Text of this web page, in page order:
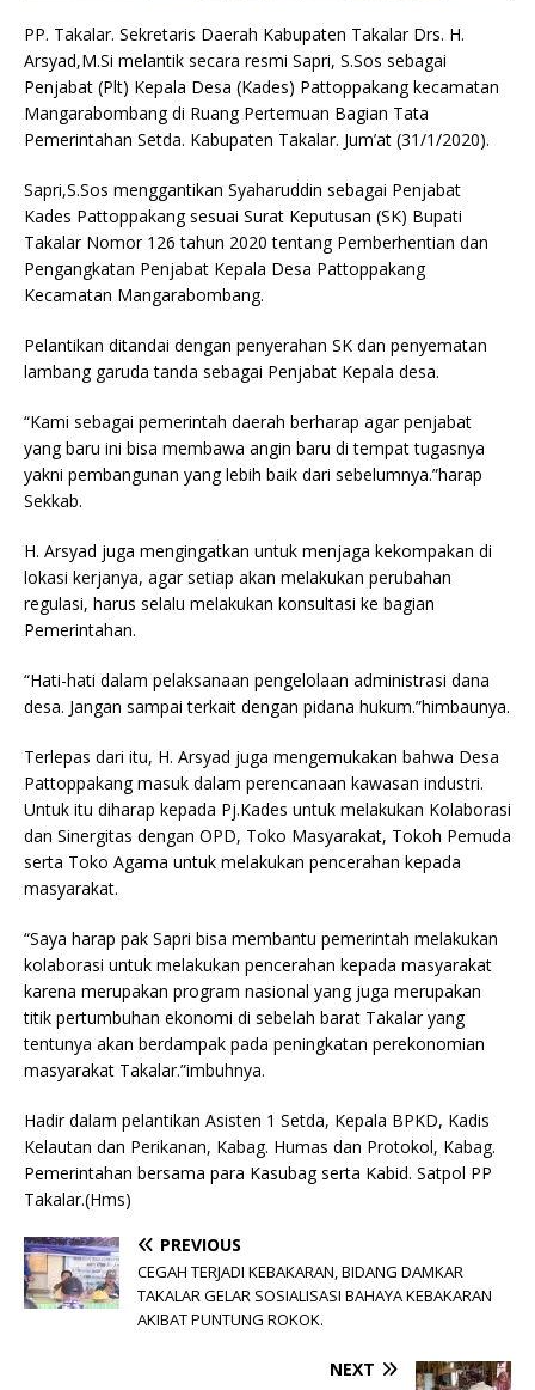
PP. Takalar. Sekretaris Daerah Kabupaten Takalar Drs. H.
Arsyad,M.Si melantik secara resmi Sapri, S.Sos sebagai
Penjabat (Plt) Kepala Desa (Kades) Pattoppakang kecamatan
Mangarabombang di Ruang Pertemuan Bagian Tata
Pemerintahan Setda. Kabupaten Takalar. Jum’at (31/1/2020).
Sapri,S.Sos menggantikan Syaharuddin sebagai Penjabat
Kades Pattoppakang sesuai Surat Keputusan (SK) Bupati
Takalar Nomor 126 tahun 2020 tentang Pemberhentian dan
Pengangkatan Penjabat Kepala Desa Pattoppakang
Kecamatan Mangarabombang.
Pelantikan ditandai dengan penyerahan SK dan penyematan
lambang garuda tanda sebagai Penjabat Kepala desa.
“Kami sebagai pemerintah daerah berharap agar penjabat
yang baru ini bisa membawa angin baru di tempat tugasnya
yakni pembangunan yang lebih baik dari sebelumnya.”harap
Sekkab.
H. Arsyad juga mengingatkan untuk menjaga kekompakan di
lokasi kerjanya, agar setiap akan melakukan perubahan
regulasi, harus selalu melakukan konsultasi ke bagian
Pemerintahan.
“Hati-hati dalam pelaksanaan pengelolaan administrasi dana
desa. Jangan sampai terkait dengan pidana hukum.”himbaunya.
Terlepas dari itu, H. Arsyad juga mengemukakan bahwa Desa
Pattoppakang masuk dalam perencanaan kawasan industri.
Untuk itu diharap kepada Pj.Kades untuk melakukan Kolaborasi
dan Sinergitas dengan OPD, Toko Masyarakat, Tokoh Pemuda
serta Toko Agama untuk melakukan pencerahan kepada
masyarakat.
“Saya harap pak Sapri bisa membantu pemerintah melakukan
kolaborasi untuk melakukan pencerahan kepada masyarakat
karena merupakan program nasional yang juga merupakan
titik pertumbuhan ekonomi di sebelah barat Takalar yang
tentunya akan berdampak pada peningkatan perekonomian
masyarakat Takalar.”imbuhnya.
Hadir dalam pelantikan Asisten 1 Setda, Kepala BPKD, Kadis
Kelautan dan Perikanan, Kabag. Humas dan Protokol, Kabag.
Pemerintahan bersama para Kasubag serta Kabid. Satpol PP
Takalar.(Hms)
PREVIOUS
CEGAH TERJADI KEBAKARAN, BIDANG DAMKAR
TAKALAR GELAR SOSIALISASI BAHAYA KEBAKARAN
AKIBAT PUNTUNG ROKOK.
NEXT